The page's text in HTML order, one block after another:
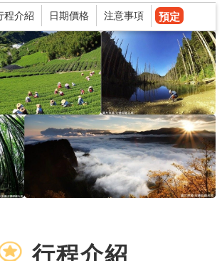
程介紹 日期價格 注意事項 預定
行程介紹